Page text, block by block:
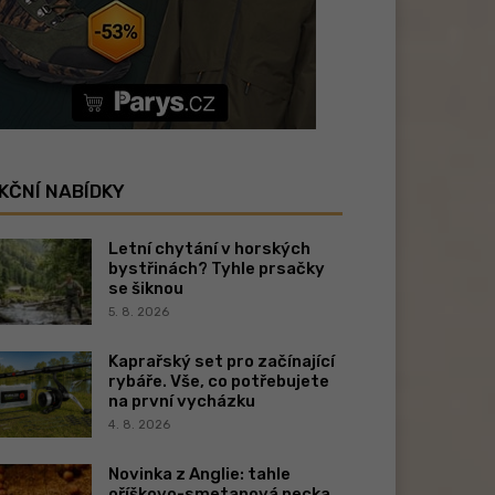
NABÍDKY
Letní chytání v horských
bystřinách? Tyhle prsačky
se šiknou
5. 8. 2026
Kaprařský set pro začínající
rybáře. Vše, co potřebujete
na první vycházku
4. 8. 2026
Novinka z Anglie: tahle